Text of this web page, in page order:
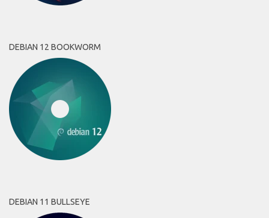
DEBIAN 12 BOOKWORM
DEBIAN 11 BULLSEYE